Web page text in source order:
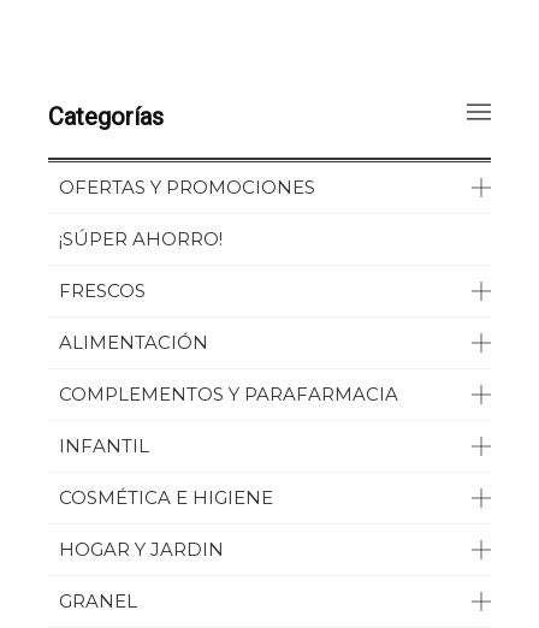
Categorías
OFERTAS Y PROMOCIONES
¡SÚPER AHORRO!
FRESCOS
ALIMENTACIÓN
COMPLEMENTOS Y PARAFARMACIA
INFANTIL
COSMÉTICA E HIGIENE
HOGAR Y JARDIN
GRANEL